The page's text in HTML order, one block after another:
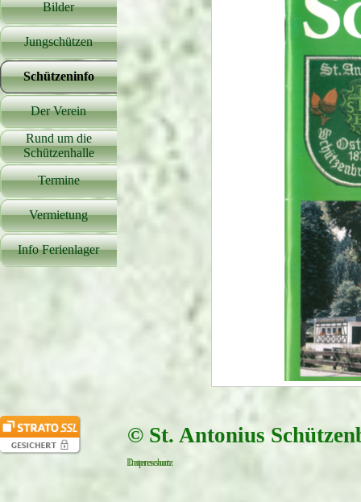
Bilder
Jungschützen ▼
Schützeninfo
Der Verein
Rund um die
Schützenhalle
▼
Termine
Vermietung
Info Ferienlager
© St. Antonius
Impressum
Datenschutz